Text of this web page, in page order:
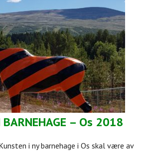
BARNEHAGE – Os 2018
i ny barnehage i Os skal være av